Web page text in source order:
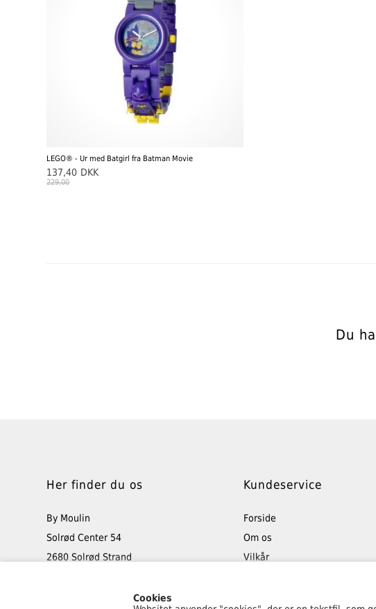
Cookies
LEGO® - Ur med Batgirl fra Batman Movie
137,40 DKK
229,00
Du
Her finder du os
By Moulin
Solrød Center 54
2680 Solrød Strand
Kundeservice
Forside
Om os
Vilkår